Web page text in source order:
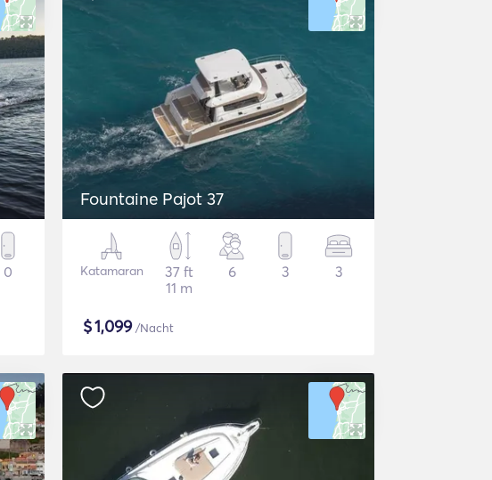
0
Fountaine Pajot 37
Katamaran
37 ft
11 m
6 3 3
$1,099/Nacht